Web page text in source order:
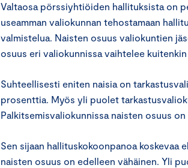
Valtaosa pörssiyhtiöiden hallituksista on
useamman valiokunnan tehostamaan
valmistelua. Naisten osuus valiokuntien
osuus eri valiokunnissa vaihtelee
Suhteellisesti eniten naisia on
prosenttia. Myös yli puolet
Palkitsemisvaliokunnissa naisten osuus
Sen sijaan hallituskokoonpanoa
naisten osuus on edelleen vähäinen. Yli